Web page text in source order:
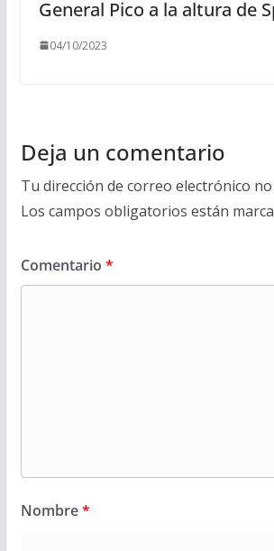
General Pico a la altura de
04/10/2023
Deja un comentario
Tu dirección de correo electrónico
Los campos obligatorios están
Comentario *
Nombre*